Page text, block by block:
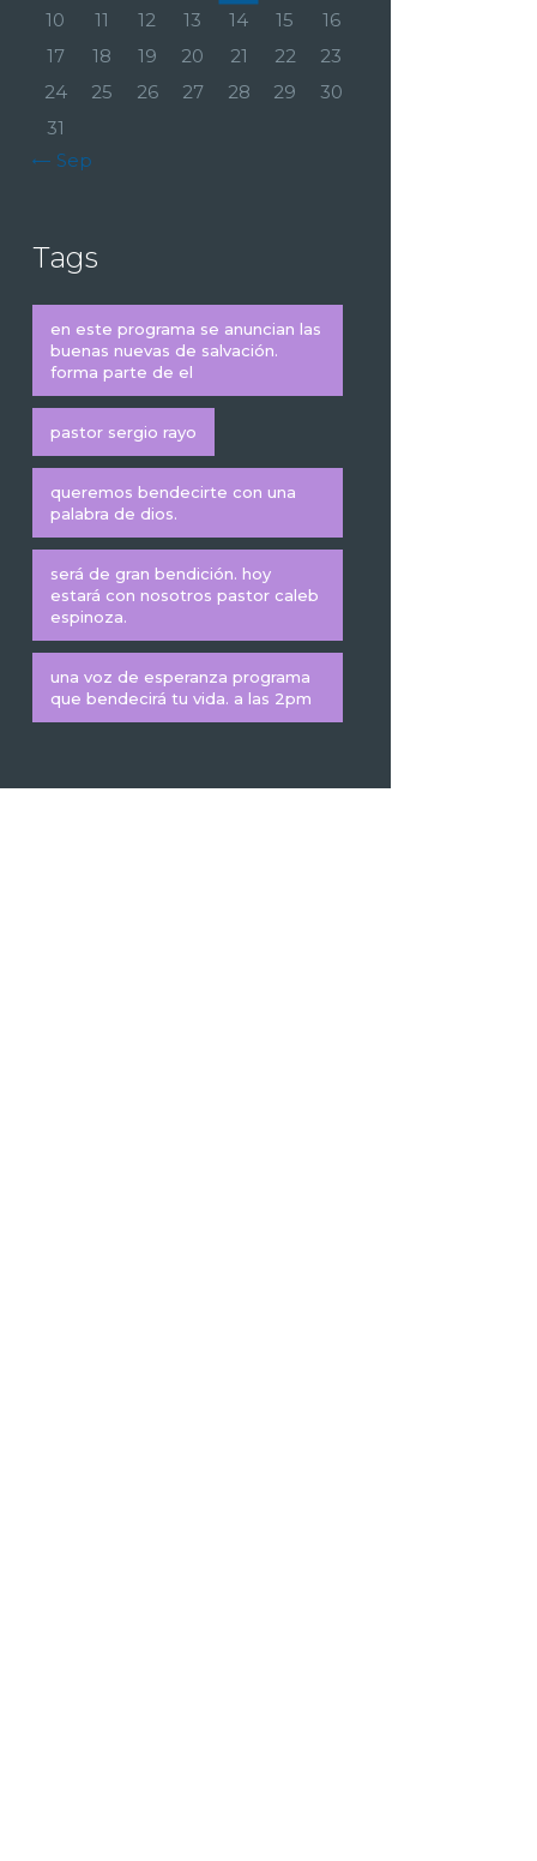
10
11 12 13 14 15
16
17
18 19 20 21 22
23
24
25 26 27 28 29
30
31
« Sep
Tags
en este programa se anuncian las
buenas nuevas de salvación.
forma parte de el
pastor sergio rayo
queremos bendecirte con una
palabra de dios.
será de gran bendición. hoy
estará con nosotros pastor caleb
espinoza.
una voz de esperanza programa
que bendecirá tu vida. a las 2pm